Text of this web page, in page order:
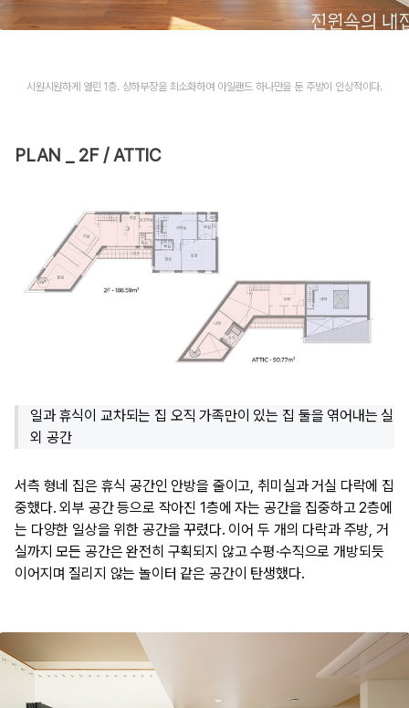
시원시원하게 열린 1층. 상하부장을 최소화하여 아일랜드 하나만을 둔 주방이 인상적이다.
PLAN _ 2F / ATTIC
일과 휴식이 교차되는 집 오직 가족만이 있는 집 둘을 엮어내는 실
외 공간
서측 형네 집은 휴식 공간인 안방을 줄이고, 취미실과 거실 다락에 집
중했다. 외부 공간 등으로 작아진 1층에 자는 공간을 집중하고 2층에
는 다양한 일상을 위한 공간을 꾸렸다. 이어 두 개의 다락과 주방, 거
실까지 모든 공간은 완전히 구획되지 않고 수평·수직으로 개방되듯
이어지며 질리지 않는 놀이터 같은 공간이 탄생했다.